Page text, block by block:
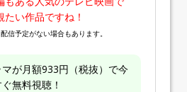
い作品ですね！
信予定がない場合もあります。
が月額933円（税抜）で今
無料視聴！